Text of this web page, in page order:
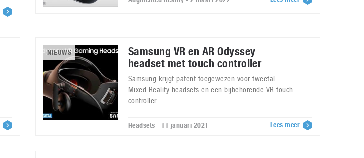
NIEUWS
Samsung VR en AR Odyssey
headset met touch controller
Samsung krijgt patent toegewezen voor tweetal
Mixed Reality headsets en een bijbehorende VR touch
controller.
Headsets - 11 januari 2021 Lees meer